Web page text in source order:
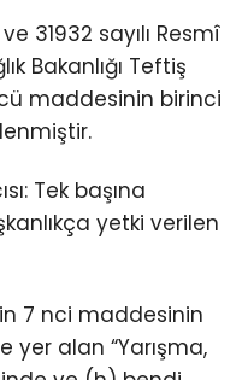
31932 sayılı Resmî
Bakanlığı Teftiş
maddesinin birinci
Tek başına
yetki verilen
7 nci maddesinin
yer alan “Yarışma,